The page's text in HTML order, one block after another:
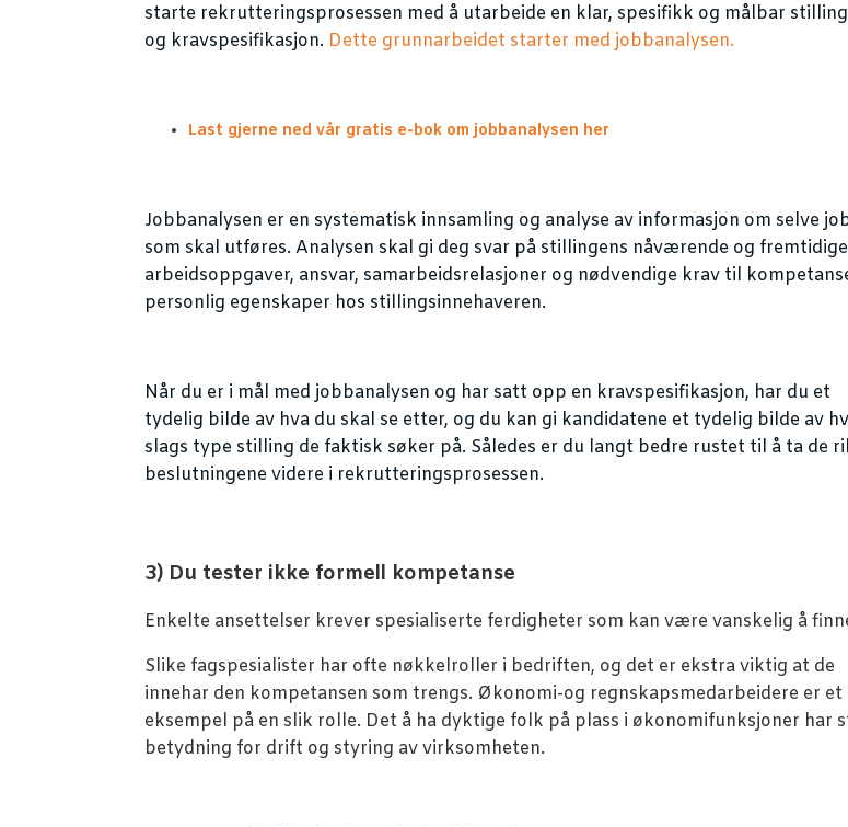
starte rekrutteringsprosessen med å utarbeide en klar, spesifikk og målbar
og kravspesifikasjon. Dette grunnarbeidet starter med jobbanalysen.
Last gjerne ned vår gratis e-bok om jobbanalysen her
Jobbanalysen er en systematisk innsamling og analyse av informasjon om selve
som skal utføres. Analysen skal gi deg svar på stillingens nåværende og fremtidige
arbeidsoppgaver, ansvar, samarbeidsrelasjoner og nødvendige krav til
personlig egenskaper hos stillingsinnehaveren.
Når du er i mål med jobbanalysen og har satt opp en kravspesifikasjon, har du et
tydelig bilde av hva du skal se etter, og du kan gi kandidatene et tydelig bilde av
slags type stilling de faktisk søker på. Således er du langt bedre rustet til å ta de
beslutningene videre i rekrutteringsprosessen.
3) Du tester ikke formell kompetanse
Enkelte ansettelser krever spesialiserte ferdigheter som kan være vanskelig å
Slike fagspesialister har ofte nøkkelroller i bedriften, og det er ekstra viktig at de
innehar den kompetansen som trengs. Økonomi-og regnskapsmedarbeidere er et
eksempel på en slik rolle. Det å ha dyktige folk på plass i økonomifunksjoner har
betydning for drift og styring av virksomheten.